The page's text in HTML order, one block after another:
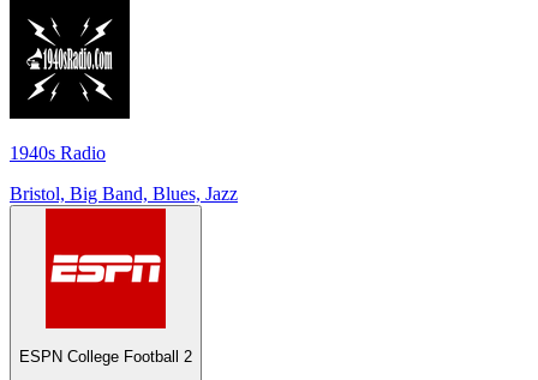
1940s Radio
Bristol, Big Band, Blues, Jazz
ESPN College Football 2